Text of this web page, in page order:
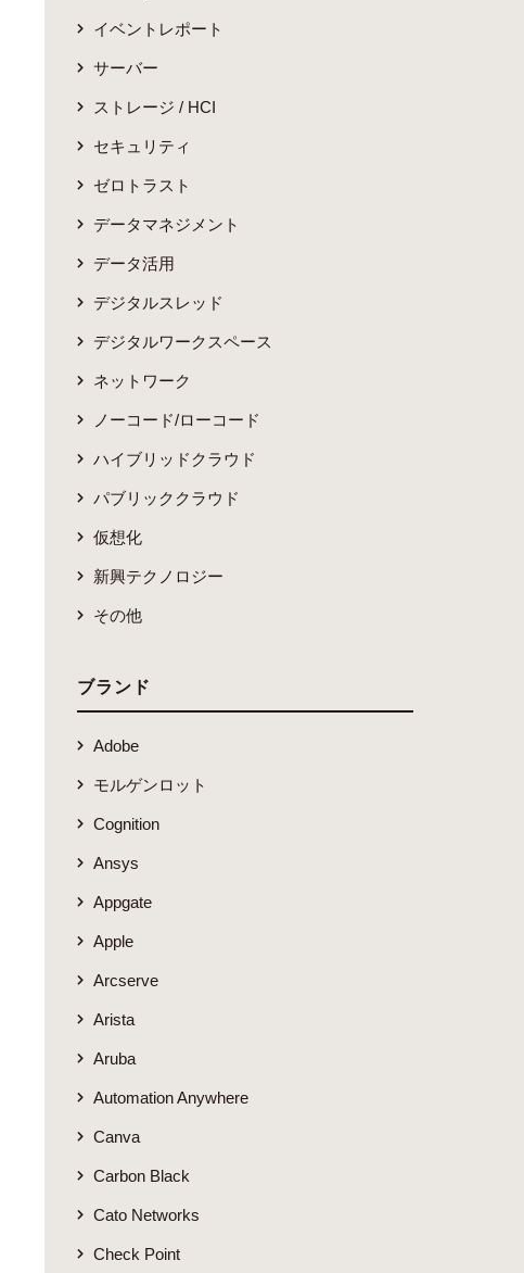
イベントレポート
サーバー
ストレージ / HCI
セキュリティ
ゼロトラスト
データマネジメント
データ活用
デジタルスレッド
デジタルワークスペース
ネットワーク
ノーコード/ローコード
ハイブリッドクラウド
パブリッククラウド
仮想化
新興テクノロジー
その他
ブランド
Adobe
モルゲンロット
Cognition
Ansys
Appgate
Apple
Arcserve
Arista
Aruba
Automation Anywhere
Canva
Carbon Black
Cato Networks
Check Point